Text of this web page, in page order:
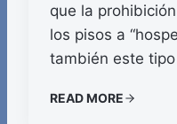
que la
los pisos a
también este
READ MORE